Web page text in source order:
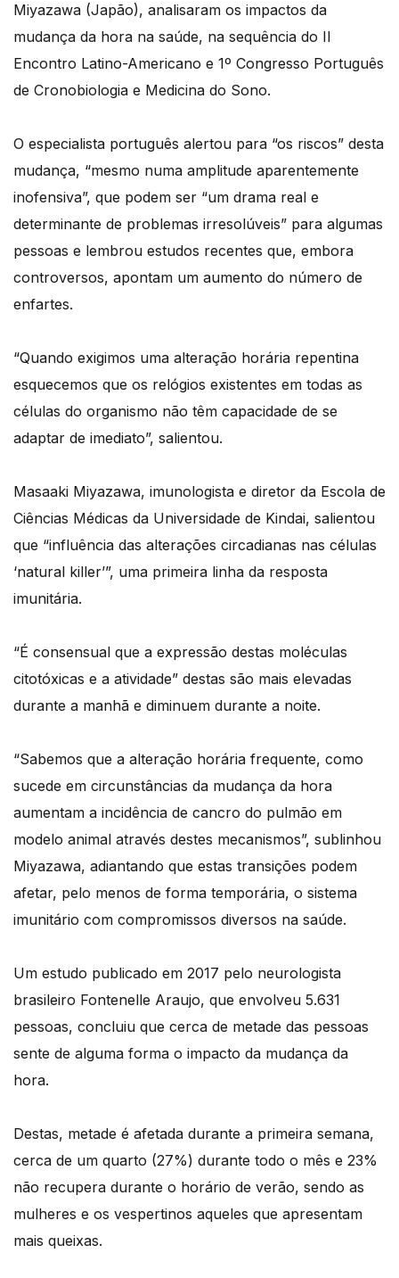
Miyazawa (Japão), analisaram os impactos da
mudança da hora na saúde, na sequência do II
Encontro Latino-Americano e 1º Congresso Português
de Cronobiologia e Medicina do Sono.
O especialista português alertou para “os riscos” desta
mudança, “mesmo numa amplitude aparentemente
inofensiva”, que podem ser “um drama real e
determinante de problemas irresolúveis” para algumas
pessoas e lembrou estudos recentes que, embora
controversos, apontam um aumento do número de
enfartes.
“Quando exigimos uma alteração horária repentina
esquecemos que os relógios existentes em todas as
células do organismo não têm capacidade de se
adaptar de imediato”, salientou.
Masaaki Miyazawa, imunologista e diretor da Escola de
Ciências Médicas da Universidade de Kindai, salientou
que “influência das alterações circadianas nas células
‘natural killer’”, uma primeira linha da resposta
imunitária.
“É consensual que a expressão destas moléculas
citotóxicas e a atividade” destas são mais elevadas
durante a manhã e diminuem durante a noite.
“Sabemos que a alteração horária frequente, como
sucede em circunstâncias da mudança da hora
aumentam a incidência de cancro do pulmão em
modelo animal através destes mecanismos”, sublinhou
Miyazawa, adiantando que estas transições podem
afetar, pelo menos de forma temporária, o sistema
imunitário com compromissos diversos na saúde.
Um estudo publicado em 2017 pelo neurologista
brasileiro Fontenelle Araujo, que envolveu 5.631
pessoas, concluiu que cerca de metade das pessoas
sente de alguma forma o impacto da mudança da
hora.
Destas, metade é afetada durante a primeira semana,
cerca de um quarto (27%) durante todo o mês e 23%
não recupera durante o horário de verão, sendo as
mulheres e os vespertinos aqueles que apresentam
mais queixas.